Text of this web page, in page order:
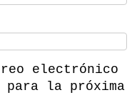
electrónico
para la próxima